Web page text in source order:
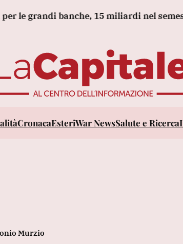
le grandi banche, 15 miliardi nel semestre
CronacaEsteriWar NewsSalute e Ricerca
Murzio